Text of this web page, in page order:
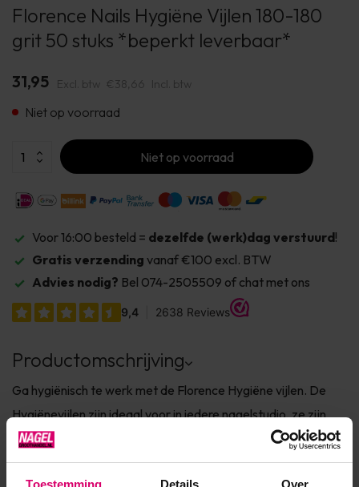
Toestemming Details Over
Florence Nails Hygiëne Vijlen 180-180
grit 50 stuks *beperkt leverbaar*
31,95 Excl. btw €38,66 Incl. btw
Niet op voorraad
Niet op voorraad
Voor 16:00 besteld = dezelfde (werk)dag verstuurd!
Gratis verzending vanaf €100 excl. BTW
Advies nodig? Bel 074-2505509 of chat met ons
Productomschrijving
Ga hygiënisch te werk met de Florence Hygiëne vijlen. De
Hygiënevijlen zijn ideaal voor in iedere nagelstudio, ze zijn
niet alleen functioneel en duurzaam maar ook uiterst
hygiënisch. De vijl bestaat uit een binnen kern van hard